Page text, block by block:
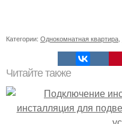
Категории: Однокомнатная квартира
Читайте также